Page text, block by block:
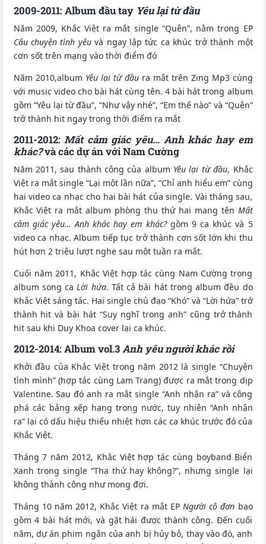
2009-2011: Album đầu tay Yêu lại từ đầu
Năm 2009, Khắc Việt ra mắt single “Quên”, nằm trong EP
Câu chuyện tình yêuvà ngay lập tức ca khúc trở thành một
cơn sốt trên mạng vào thời điểm đó
Năm 2010,album Yêu lại từ đầura mắt trên Zing Mp3 cùng
với music video cho bài hát cùng tên. 4 bài hát trong album
gồm “Yêu lại từ đầu”, “Như vậy nhé”, “Em thế nào” và “Quên”
trở thành hit ngay trong thời điểm ra mắt
2011-2012:Mất cảm giác yêu… Anh khác hay em
khác?và các dự án với Nam Cường
Năm 2011, sau thành công của album Yêu lại từ đầu, Khắc
Việt ra mắt single “Lại một lần nữa”, “Chỉ anh hiểu em” cùng
hai video ca nhạc cho hai bài hát của single. Vài tháng sau,
Khắc Việt ra mắt album phòng thu thứ hai mang tên Mất
cảm giác yêu… Anh khác hay em khác?gồm 9 ca khúc và 5
video ca nhạc. Album tiếp tục trở thành cơn sốt lớn khi thu
hút hơn 2 triệu lượt nghe sau một tuần ra mắt.
Cuối năm 2011, Khắc Việt hợp tác cùng Nam Cường trong
album song caLời hứa. Tất cả bài hát trong album đều do
Khắc Việt sáng tác. Hai single chủ đạo “Khó” và “Lời hứa” trở
thành hit và bài hát “Suy nghĩ trong anh” cũng trở thành
hit sau khi Duy Khoa cover lại ca khúc.
2012-2014: Album vol.3Anh yêu người khác rồi
Khởi đầu của Khắc Việt trong năm 2012 là single “Chuyện
tình mình” (hợp tác cùng Lam Trang) được ra mắt trong dịp
Valentine. Sau đó anh ra mắt single “Anh nhận ra” và công
phá các bảng xếp hạng trong nước, tuy nhiên “Anh nhận
ra” lại có dấu hiệu thiếu nhiệt hơn các ca khúc trước đó của
Khắc Việt.
Tháng 7 năm 2012, Khắc Việt hợp tác cùng boyband Biển
Xanh trong single “Tha thứ hay không?”, nhưng single lại
không thành công như mong đợi.
Tháng 10 năm 2012, Khắc Việt ra mắt EP Người cô đơn bao
gồm 4 bài hát mới, và gặt hái được thành công. Đến cuối
năm, dự án phim ngắn của anh bị hủy bỏ, thay vào đó, anh